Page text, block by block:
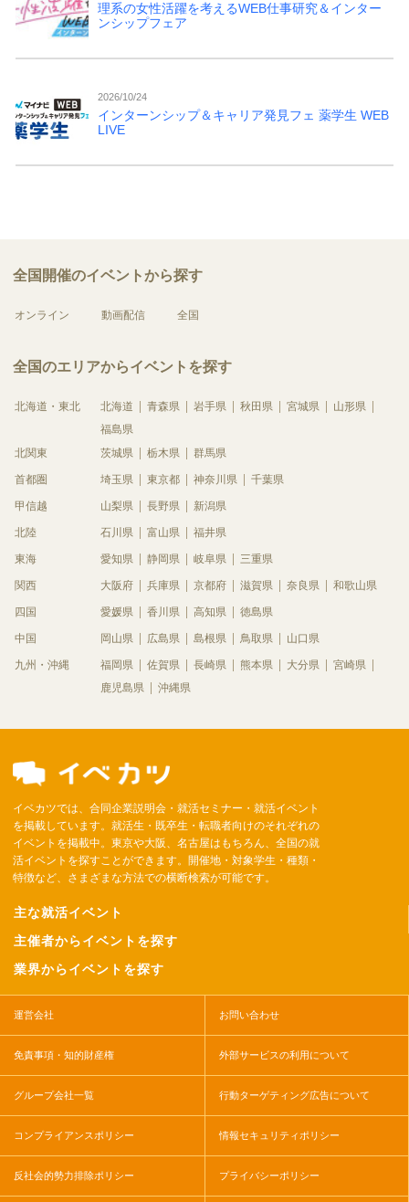
理系の女性活躍を考えるWEB仕事研究＆インター
ンシップフェア
2026/10/24
インターンシップ＆キャリア発見フェ 薬学生 WEB
LIVE
全国開催のイベントから探す
オンライン 動画配信 全国
全国のエリアからイベントを探す
北海道・東北 北海道 青森県 岩手県 秋田県 宮城県
山形県
福島県
北関東
茨城県 栃木県 群馬県
首都圏 埼玉県 東京都 神奈川県 千葉県
甲信越 山梨県 長野県 新潟県
北陸 石川県 富山県 福井県
東海 愛知県 静岡県 岐阜県 三重県
関西 大阪府 兵庫県 京都府 滋賀県 奈良県 和歌山県
四国 愛媛県 香川県 高知県 徳島県
中国 岡山県 広島県 島根県 鳥取県 山口県
九州・沖縄 福岡県 佐賀県 長崎県 熊本県 大分県
宮崎県
鹿児島県
沖縄県
イベカツでは、合同企業説明会・就活セミナー・就活イベント
を掲載しています。就活生・既卒生・転職者向けのそれぞれの
イベントを掲載中。東京や大阪、名古屋はもちろん、全国の就
活イベントを探すことができます。開催地・対象学生・種類・
特徴など、さまざまな方法での横断検索が可能です。
主な就活イベント
主催者からイベントを探す
業界からイベントを探す
運営会社 お問い合わせ
免責事項・知的財産権 外部サービスの利用について
グループ会社一覧 行動ターゲティング広告について
コンプライアンスポリシー 情報セキュリティポリシー
反社会的勢力排除ポリシー プライバシーポリシー